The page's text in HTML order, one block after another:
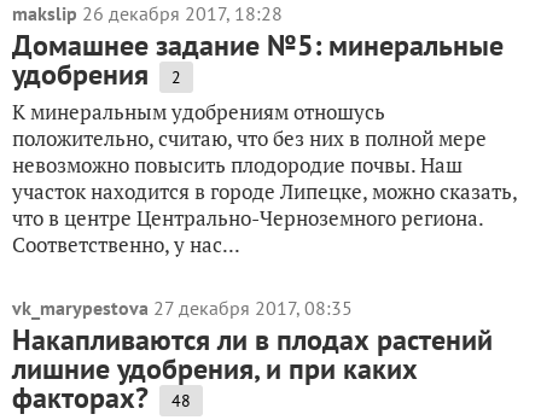
makslip 26 декабря 2017, 18:28
Домашнее задание №5: минеральные
удобрения 2
К минеральным удобрениям отношусь
положительно, считаю, что без них в полной мере
невозможно повысить плодородие почвы. Наш
участок находится в городе Липецке, можно сказать,
что в центре Центрально-Черноземного региона.
Соответственно, у нас...
vk_marypestova 27 декабря 2017, 08:35
Накапливаются ли в плодах растений
лишние удобрения, и при каких
факторах? 48